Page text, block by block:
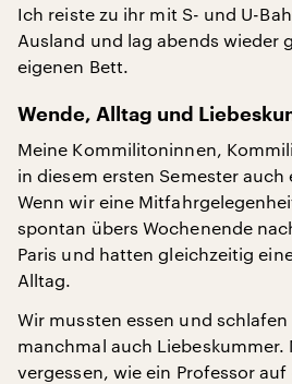
Ich reiste zu ihr mit S- und U-
Ausland und lag abends wieder
eigenen Bett.
Wende, Alltag und
Meine Kommilitoninnen,
in diesem ersten Semester
Wenn wir eine
spontan übers Wochenende
Paris und hatten gleichzeitig
Alltag.
Wir mussten essen und
manchmal auch Liebeskummer.
vergessen, wie ein Professor auf